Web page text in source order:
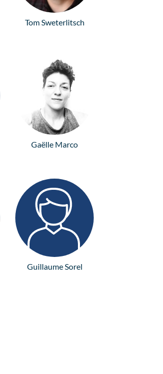
Tom Sweterlitsch
Gaëlle Marco
Guillaume Sorel